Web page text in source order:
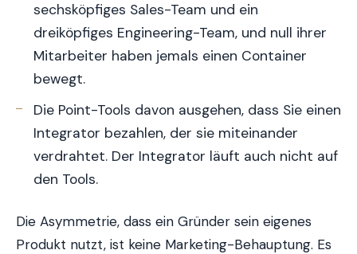
sechsköpfiges Sales-Team und ein
dreiköpfiges Engineering-Team, und null ihrer
Mitarbeiter haben jemals einen Container
bewegt.
Die Point-Tools davon ausgehen, dass Sie einen
Integrator bezahlen, der sie miteinander
verdrahtet. Der Integrator läuft auch nicht auf
den Tools.
Die Asymmetrie, dass ein Gründer sein eigenes
Produkt nutzt, ist keine Marketing-Behauptung. Es